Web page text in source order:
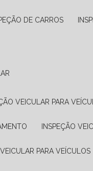
DE CARROS
VEICULAR PARA
INSPEÇÃO
VEICULAR PARA VEÍCULOS